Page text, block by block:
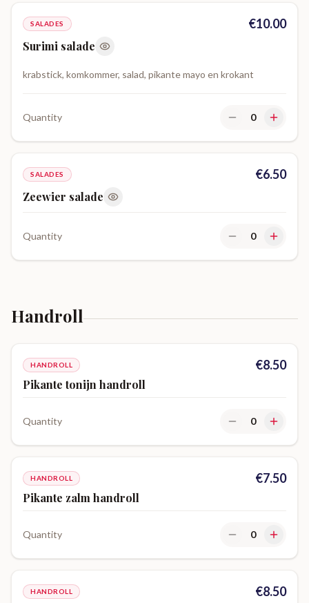
SALADES
Surimi salade
€10.00
krabstick, komkommer, salad, pikante mayo en krokant
Quantity 0
SALADES
Zeewier salade
€6.50
Quantity 0
Handroll
HANDROLL
Pikante tonijn handroll
€8.50
Quantity 0
HANDROLL
Pikante zalm handroll
€7.50
Quantity 0
HANDROLL €8.50